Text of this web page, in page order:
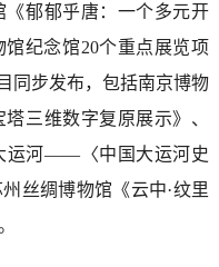
郁郁乎唐：一个多元开
纪念馆20个重点展览项
同步发布，包括南京博物
三维数字复原展示》、
运河——〈中国大运河史
丝绸博物馆《云中·纹里